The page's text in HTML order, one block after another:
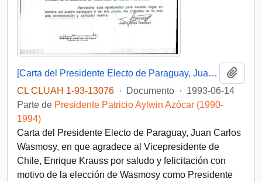
[Carta del Presidente Electo de Paraguay, Juan Carlos Wasmosy]
CL CLUAH 1-93-13076 · Documento · 1993-06-14
Parte de Presidente Patricio Aylwin Azócar (1990-
1994)
Carta del Presidente Electo de Paraguay, Juan Carlos
Wasmosy, en que agradece al Vicepresidente de
Chile, Enrique Krauss por saludo y felicitación con
motivo de la elección de Wasmosy como Presidente